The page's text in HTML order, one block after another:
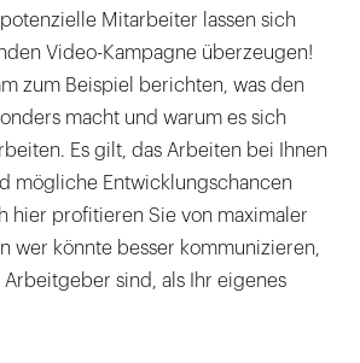
Mitarbeiter lassen sich
Video-Kampagne überzeugen!
zum Beispiel berichten, was den
macht und warum es sich
Es gilt, das Arbeiten bei Ihnen
mögliche Entwicklungschancen
hier profitieren Sie von maximaler
wer könnte besser kommunizieren,
Arbeitgeber sind, als Ihr eigenes